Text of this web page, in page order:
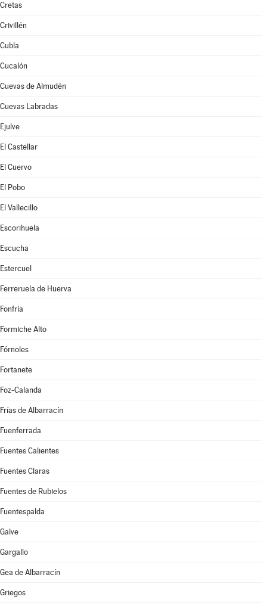
Cretas
Crivillén
Cubla
Cucalón
Cuevas de Almudén
Cuevas Labradas
Ejulve
El Castellar
El Cuervo
El Pobo
El Vallecillo
Escorihuela
Escucha
Estercuel
Ferreruela de Huerva
Fonfría
Formiche Alto
Fórnoles
Fortanete
Foz-Calanda
Frías de Albarracín
Fuenferrada
Fuentes Calientes
Fuentes Claras
Fuentes de Rubielos
Fuentespalda
Galve
Gargallo
Gea de Albarracín
Griegos